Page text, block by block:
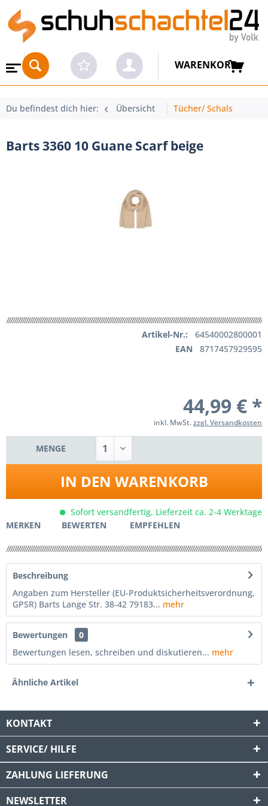
WARENKORB
Du befindest dich hier: Übersicht Tücher/ Schals
Barts 3360 10 Guane Scarf beige
Artikel-Nr.:
64540002800001
EAN
8717457929595
44,99 € *
inkl. MwSt.zzgl. Versandkosten
MENGE
IN DEN WARENKORB
Sofort versandfertig, Lieferzeit ca. 2-4 Werktage
MERKEN
BEWERTEN EMPFEHLEN
Beschreibung
Angaben zum Hersteller (EU-Produktsicherheitsverordnung,
GPSR) Barts Lange Str. 38-42 79183... mehr
Bewertungen
0
Bewertungen lesen, schreiben und diskutieren... mehr
Ähnliche Artikel
KONTAKT
SERVICE/ HILFE
ZAHLUNG LIEFERUNG
NEWSLETTER